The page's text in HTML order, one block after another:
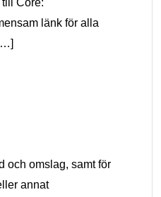
länk för alla
och omslag, samt för
annat